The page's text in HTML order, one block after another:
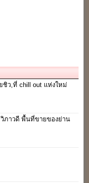
ชิว,ที่ chill out แห่งใหม่
ภาวดี พื้นที่ขายของย่าน